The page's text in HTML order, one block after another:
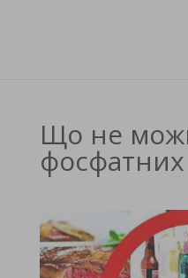
Що не
фосфатних